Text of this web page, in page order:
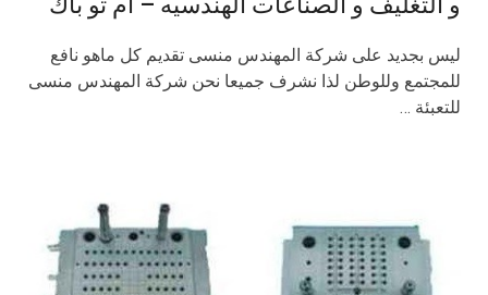
ليس بجديد على شركة المهندس منسى تقديم كل ماهو نافع
للمجتمع وللوطن لذا نشرف جميعا نحن شركة المهندس منسى
للتعبئة …